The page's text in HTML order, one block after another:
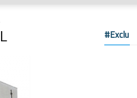
#Exclu